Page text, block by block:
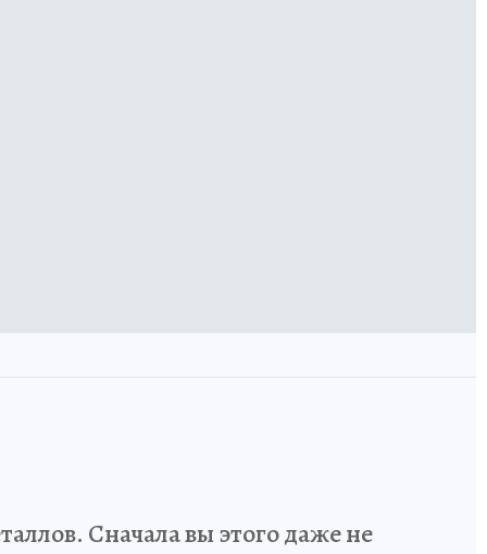
Сначала вы этого даже не